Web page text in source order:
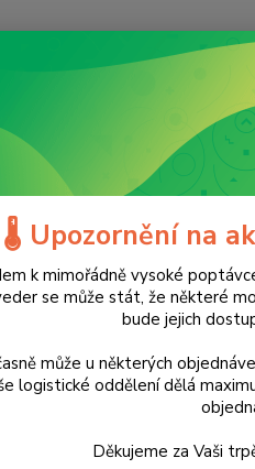
JBL
Bezdrátový reproduktor
🌡️ Upozornění na
k mimořádně vysoké
se může stát, že některé
bude jejich
může u některých
logistické oddělení dělá
Děkujeme za Vaši